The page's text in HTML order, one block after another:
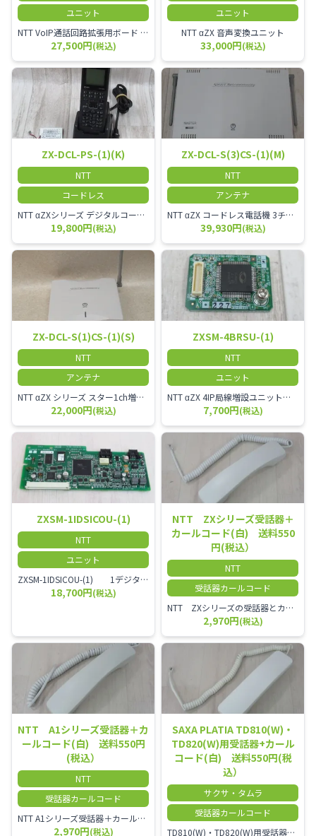
ユニット
NTT VoIP通話回路拡張用ボード ZXSM－IP内線ボード－「1」
27,500円(税込)
ユニット
NTT αZX 音声変換ユニット
33,000円(税込)
ZX-DCL-PS-(1)(K)
NTT
コードレス
NTT αZXシリーズ デジタルコードレス電話機（黒） 倉庫や工場など、オフィスから離れて仕事をする方に適しています。 コードレス単体では使用できないので、別途、専用の主装置及びアンテナが必要です。
19,800円(税込)
ZX-DCL-S(3)CS-(1)(M)
NTT
アンテナ
NTT αZX コードレス電話機 3チャンネル用 接続装置 マスター デジタルコードレス（ZX-DCL-PS等）の専用管理用アンテナです。
39,930円(税込)
ZX-DCL-S(1)CS-(1)(S)
NTT
アンテナ
NTT αZX シリーズ スター1ch増設接続装置 コードレス接続用アンテナ ZX-DCL-S1CS-1M ZX-DCL-PS等と組み合わせて使用します。 ZX-DCL-PSを複数台接続できますが同時に通話できるのは１台のみです。
22,000円(税込)
ZXSM-4BRSU-(1)
NTT
ユニット
NTT αZX 4IP局線増設ユニット ひかり電話オフィスタイプで4ch以上にしたい場合必要となるユニットです。
7,700円(税込)
ZXSM-1IDSICOU-(1)
NTT
ユニット
ZXSM-1IDSICOU-(1) 1デジタル局線ユニット
18,700円(税込)
NTT ZXシリーズ受話器＋
カールコード(白) 送料550
円(税込）
NTT
受話器カールコード
NTT ZXシリーズの受話器とカールコードセット／本商品は中古品となります。 写真では分かりにくいキズ・汚れなどの使用感があります。 経年変化で日焼けの色味が強くなる場合がございます。 予めご理解・ご了承頂きますようお願いいたします。
2,970円(税込)
NTT A1シリーズ受話器＋カ
ールコード(白) 送料550円
(税込）
NTT
受話器カールコード
NTT A1シリーズ受話器＋カールコード セット／本商品は中古品となります。 写真では分かりにくいキズ・汚れなどの使用感があります。 経年変化で日焼けの色味が強くなる場合がございます。 予めご理解・ご了承頂きますようお願いいたします。
2,970円(税込)
SAXA PLATIA TD810(W)・
TD820(W)用受話器+カール
コード(白) 送料550円(税
込）
サクサ・タムラ
受話器カールコード
TD810(W)・TD820(W)用受話器＋カールコード セット／本商品は中古品となります。 写真では分かりにくいキズ・汚れなどの使用感があります。 予めご理解・ご了承頂きますようお願いいたします。